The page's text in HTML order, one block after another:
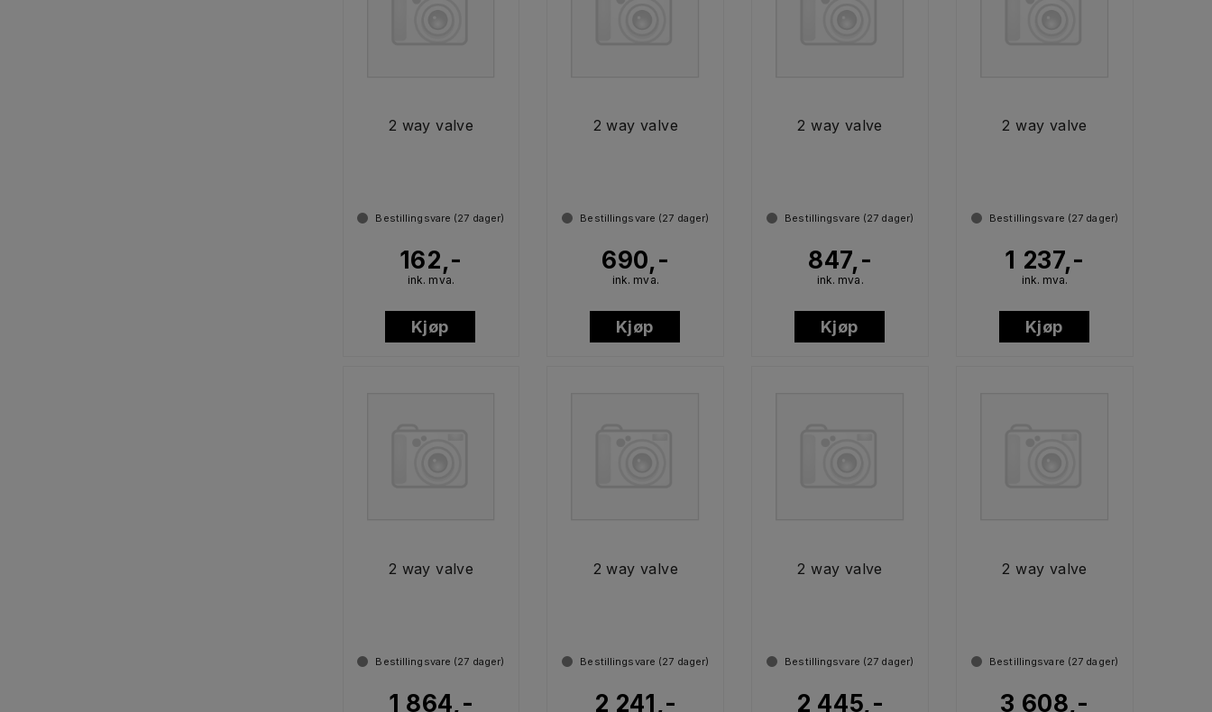
2 way valve
Bestillingsvare (27 dager)
162,-
ink. mva.
Kjøp
2 way valve
Bestillingsvare (27 dager)
690,-
ink. mva.
Kjøp
2 way valve
Bestillingsvare (27 dager)
847,-
ink. mva.
Kjøp
2 way valve
Bestillingsvare (27 dager)
1 237,-
ink. mva.
Kjøp
2 way valve
Bestillingsvare (27 dager)
1 864,-
2 way valve
Bestillingsvare (27 dager)
2 241,-
2 way valve
Bestillingsvare (27 dager)
2 445,-
2 way valve
Bestillingsvare (27 dager)
3 608,-